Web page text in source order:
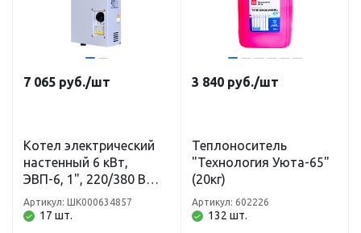
7 065 руб./шт
Котел электрический
настенный 6 кВт,
ЭВП-6, 1", 220/380 В
Теплотех
17 шт.
Артикул: ШК000634857
3 840 руб./шт
Теплоноситель
"Технология Уюта-65"
(20кг)
132 шт.
Артикул: 602226